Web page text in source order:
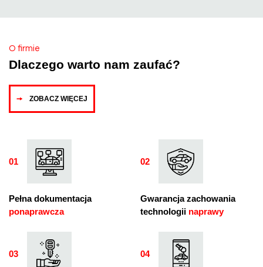
O firmie
Dlaczego warto nam zaufać?
ZOBACZ WIĘCEJ
01 01
Pełna dokumentacja
ponaprawcza
02 02
Gwarancja zachowania
technologii naprawy
03 04